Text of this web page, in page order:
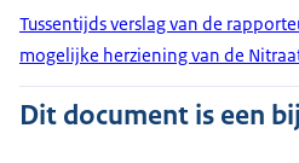
Tussentijds verslag van de
mogelijke herziening van de
Dit document is een